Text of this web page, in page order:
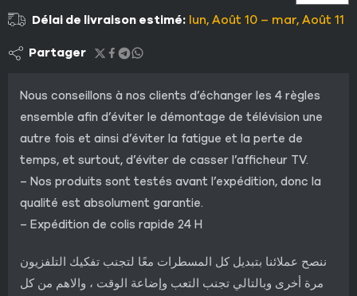
Délai de livraison estimé: lun, Août 10 – mar, Août 11
Partager
Nous conseillons à nos clients d’échanger les 4 règles
ensemble afin d’éviter le démontage de télévision une
autre fois et ainsi d’éviter la fatigue et la perte de
temps, et surtout, d’éviter de casser l’afficheur TV.
– Nos produits sont testés avant l’expédition, donc la
qualité est absolument garantie.
– Expédition de colis rapide 24 H
ننصح عملائنا بتبديل كل المسطرات معًا لتجنب تفكيك التلفزيون
مرة أخرى وبالتالي تجنب التعب وإضاعة الوقت ، والاهم من كل